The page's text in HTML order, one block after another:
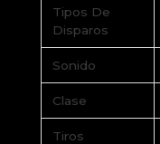
Tipos De
Disparos
Sonido
Clase
Tiros